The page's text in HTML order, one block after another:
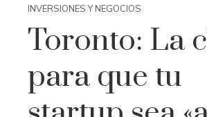
INVERSIONES Y NEGOCIOS
Toronto: La
para que tu